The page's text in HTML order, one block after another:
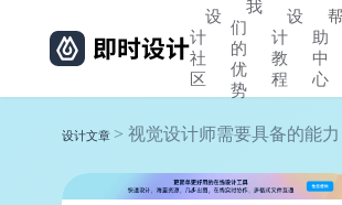
设
计
社
区
我
们
的
优
势
设
计
教
程
助
中
心
设计文章 > 视觉设计师需要具备的能力